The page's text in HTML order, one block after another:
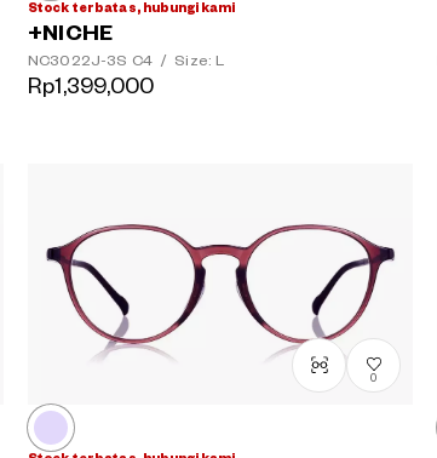
Stock terbatas, hubungi kami
+NICHE
NC3022J-3S C4 / Size: L
Rp1,399,000
0